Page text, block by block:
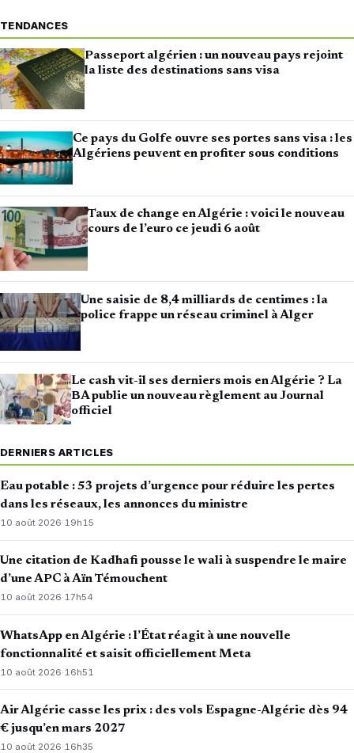
TENDANCES
Passeport algérien : un nouveau pays rejoint
la liste des destinations sans visa
Ce pays du Golfe ouvre ses portes sans visa : les
Algériens peuvent en profiter sous conditions
Taux de change en Algérie : voici le nouveau
cours de l’euro ce jeudi 6 août
Une saisie de 8,4 milliards de centimes : la
police frappe un réseau criminel à Alger
Le cash vit-il ses derniers mois en Algérie ? La
BA publie un nouveau règlement au Journal
officiel
DERNIERS ARTICLES
Eau potable : 53 projets d’urgence pour réduire les pertes
dans les réseaux, les annonces du ministre
10 août 2026· 19h15
Une citation de Kadhafi pousse le wali à suspendre le maire
d’une APC à Aïn Témouchent
10 août 2026·17h54
WhatsApp en Algérie : l’État réagit à une nouvelle
fonctionnalité et saisit officiellement Meta
10 août 2026· 16h51
Air Algérie casse les prix : des vols Espagne-Algérie dès 94
€ jusqu’en mars 2027
10 août 2026·16h35